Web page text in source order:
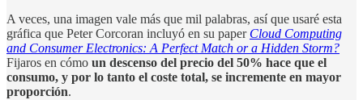
A veces, una imagen vale más que mil palabras, así que usaré esta
gráfica que Peter Corcoran incluyó en su paper Cloud Computing
and Consumer Electronics: A Perfect Match or a Hidden Storm?
Fijaros en cómo un descenso del precio del 50% hace que el
consumo, y por lo tanto el coste total, se incremente en mayor
proporción.